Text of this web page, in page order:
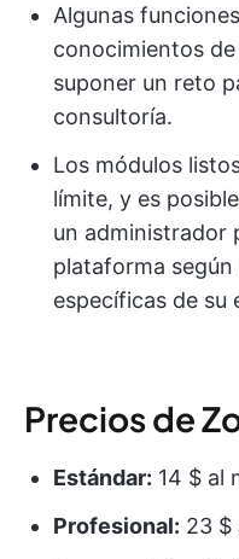
Algunas
conocimientos
suponer un reto
consultoría.
Los módulos
límite, y es
un administrador
plataforma según
específicas de su
Precios de
Estándar: 14 $ al
Profesional: 23 $